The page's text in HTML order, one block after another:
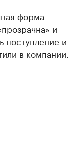
форма
и
поступление и
в компании.